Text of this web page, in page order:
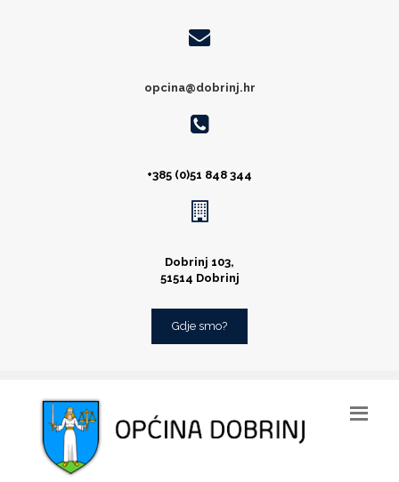
opcina@dobrinj.hr
+385 (0)51 848 344
Dobrinj 103,
51514 Dobrinj
Gdje smo?